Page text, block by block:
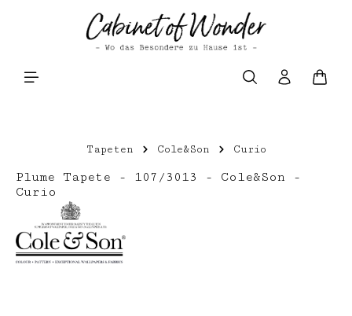
Zum Hauptinhalt springen
Tapeten Cole&Son Curio
Plume Tapete - 107/3013 - Cole&Son -
Curio